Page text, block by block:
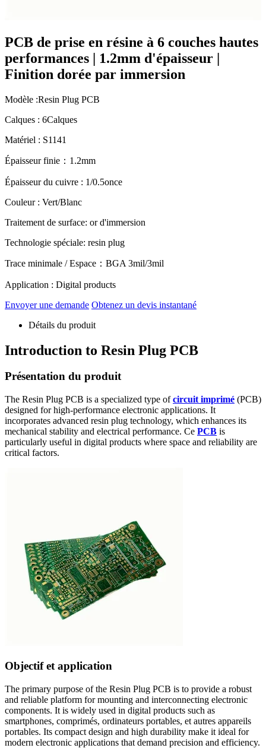
PCB de prise en résine à 6 couches hautes
performances | 1.2mm d'épaisseur |
Finition dorée par immersion
Modèle :Resin Plug PCB
Calques : 6Calques
Matériel : S1141
Épaisseur finie：1.2mm
Épaisseur du cuivre : 1/0.5once
Couleur : Vert/Blanc
Traitement de surface: or d'immersion
Technologie spéciale: resin plug
Trace minimale / Espace： BGA 3mil/3mil
Application : Digital products
Envoyer une demande Obtenez un devis instantané
Détails du produit
Introduction to Resin Plug PCB
Présentation du produit
The Resin Plug PCB is a specialized type of circuit imprimé (PCB)
designed for high-performance electronic applications. It
incorporates advanced resin plug technology, which enhances its
mechanical stability and electrical performance. Ce PCB is
particularly useful in digital products where space and reliability are
critical factors.
Objectif et application
The primary purpose of the Resin Plug PCB is to provide a robust
and reliable platform for mounting and interconnecting electronic
components. It is widely used in digital products such as
smartphones, comprimés, ordinateurs portables, et autres appareils
portables. Its compact design and high durability make it ideal for
modern electronic applications that demand precision and efficiency.